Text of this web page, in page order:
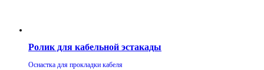
Ролик для кабельной эстакады
Оснастка для прокладки кабеля